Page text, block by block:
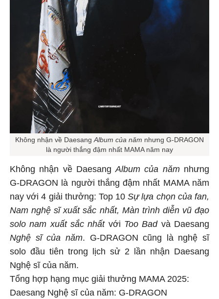
Không nhận về Daesang Album của năm nhưng G-DRAGON
là người thắng đậm nhất MAMA năm nay
Không nhận về Daesang Album của nămnhưng
G-DRAGON là người thắng đậm nhất MAMA năm
nay với 4 giải thưởng: Top 10 Sự lựa chọn của fan,
Nam nghệ sĩ xuất sắc nhất, Màn trình diễn vũ đạo
solo nam xuất sắc nhấtvới Too Badvà Daesang
Nghệ sĩ của năm. G-DRAGON cũng là nghệ sĩ
solo đầu tiên trong lịch sử 2 lần nhận Daesang
Nghệ sĩ của năm.
Tổng hợp hạng mục giải thưởng MAMA 2025:
Daesang Nghệ sĩ của năm: G-DRAGON